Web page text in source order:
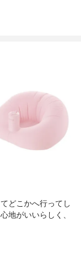
どこかへ行ってし
地がいいらしく、